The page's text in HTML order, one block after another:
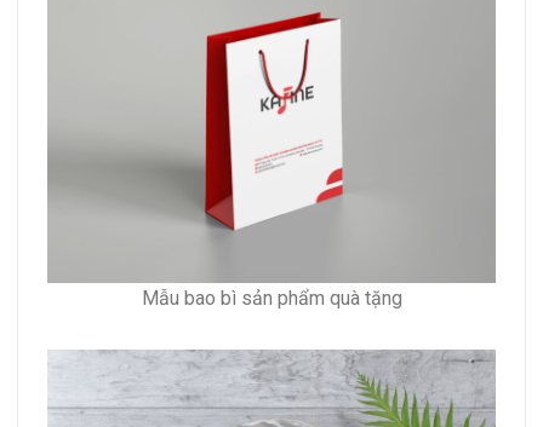
Mẫu bao bì sản phẩm quà tặng